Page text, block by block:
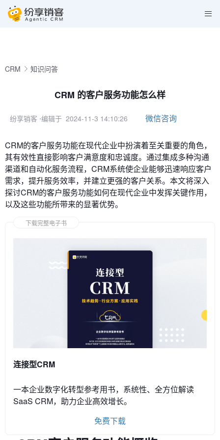
CRM 知识问答
CRM 的客户服务功能怎么样
纷享销客 ⋅编辑于 2024-11-3 14:10:26 微信咨询
CRM的客户服务功能在现代企业中扮演着至关重要的角色，
其有效性直接影响客户满意度和忠诚度。通过集成多种沟通
渠道和自动化服务流程，CRM系统使企业能够迅速响应客户
需求，提升服务效率，并建立更强的客户关系。本文将深入
探讨CRM的客户服务功能如何在现代企业中发挥关键作用，
以及这些功能所带来的显著优势。
下载完整电子书
连接型CRM
一本企业数字化转型参考用书，系统性、全方位解读
SaaS CRM，助力企业高效增长。
免费下载